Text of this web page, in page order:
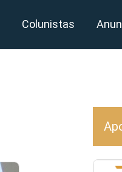
Colunistas